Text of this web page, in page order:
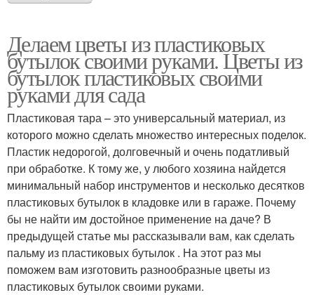
Делаем цветы из пластиковых
бутылок своими руками. Цветы из
бутылок пластиковых своими
руками для сада
Пластиковая тара – это универсальный материал, из
которого можно сделать множество интересных поделок.
Пластик недорогой, долговечный и очень податливый
при обработке. К тому же, у любого хозяина найдется
минимальный набор инструментов и несколько десятков
пластиковых бутылок в кладовке или в гараже. Почему
бы не найти им достойное применение на даче? В
предыдущей статье мы рассказывали вам, как сделать
пальму из пластиковых бутылок . На этот раз мы
поможем вам изготовить разнообразные цветы из
пластиковых бутылок своими руками.